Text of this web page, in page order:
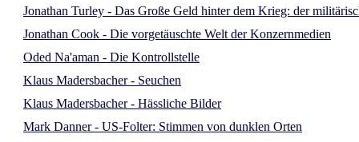
Jonathan Turley - Das Große Geld hinter dem Krieg: der
Jonathan Cook - Die vorgetäuschte Welt der Konzernmedien
Oded Na'aman - Die Kontrollstelle
Klaus Madersbacher - Seuchen
Klaus Madersbacher - Hässliche Bilder
Mark Danner - US-Folter: Stimmen von dunklen Orten